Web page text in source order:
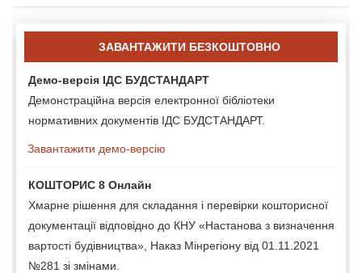
ЗАВАНТАЖИТИ БЕЗКОШТОВНО
Демо-версія ІДС БУДСТАНДАРТ
Демонстраційна версія електронної бібліотеки
нормативних документів ІДС БУДСТАНДАРТ.
Завантажити демо-версію
КОШТОРИС 8 Онлайн
Хмарне рішення для складання і перевірки кошторисної
документації відповідно до КНУ «Настанова з визначення
вартості будівництва», Наказ Мінрегіону від 01.11.2021
№281 зі змінами.